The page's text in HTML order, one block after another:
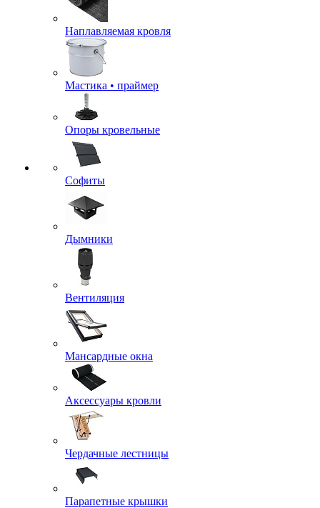
Наплавляемая кровля
Мастика • праймер
Опоры кровельные
Софиты
Дымники
Вентиляция
Мансардные окна
Аксессуары кровли
Чердачные лестницы
Парапетные крышки